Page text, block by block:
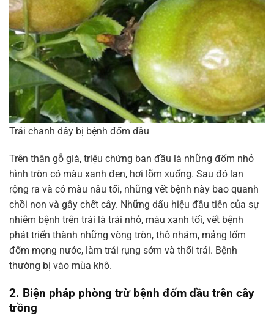
Trái chanh dây bị bệnh đốm dầu
Trên thân gỗ già, triệu chứng ban đầu là những đốm nhỏ
hình tròn có màu xanh đen, hơi lõm xuống. Sau đó lan
rộng ra và có màu nâu tối, những vết bệnh này bao quanh
chồi non và gây chết cây. Những dấu hiệu đầu tiên của sự
nhiễm bệnh trên trái là trái nhỏ, màu xanh tối, vết bệnh
phát triển thành những vòng tròn, thô nhám, mảng lốm
đốm mọng nước, làm trái rụng sớm và thối trái. Bệnh
thường bị vào mùa khô.
2. Biện pháp phòng trừ bệnh đốm dầu trên cây
trồng